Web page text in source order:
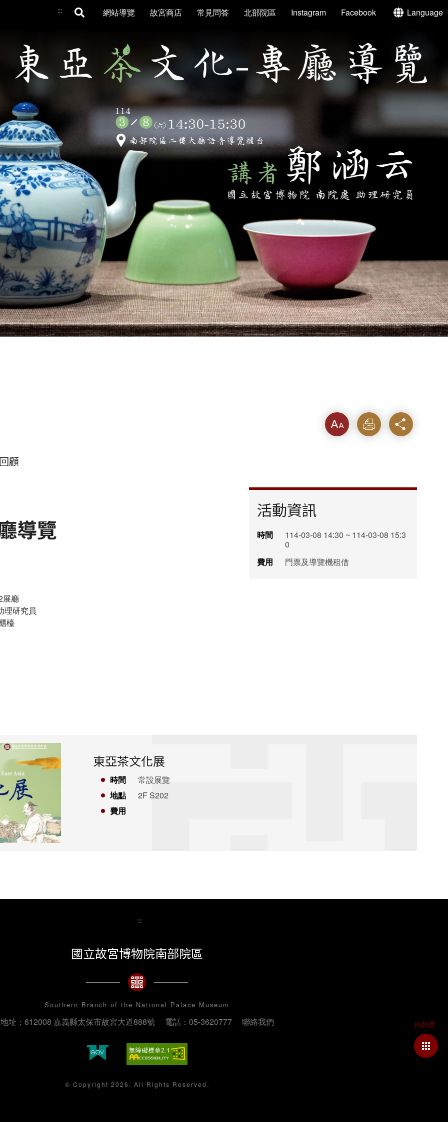
::: 網站導覽 故宮商店 常見問答 北部院區 Instagram Facebook Language
字級 列印 分享
顧
導覽
展廳
理研究員
檯
活動資訊
時間
114-03-08 14:30 ~ 114-03-08 15:3
0
費用
門票及導覽機租借
東亞茶文化展
時間
常設展覽
地點
2F S202
費用
:::
國立故宮博物院南部院區
Southern Branch of the National Palace Museum
地址：612008 嘉義縣太保市故宮大道888號 電話：05-3620777 聯絡我們
© Copyright 2026. All Rights Reserved.